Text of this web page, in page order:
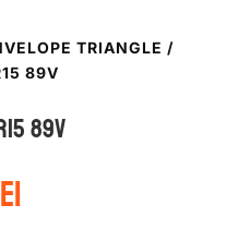
TRIANGLE /
89V
89V
Prețul
curent